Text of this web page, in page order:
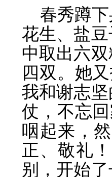
春秀蹲
花生、盐
中取出六
四双。她
我和谢志
仗，不忘
咽起来，
正、敬礼
别，开始